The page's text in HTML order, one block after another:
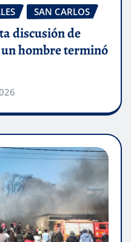
SAN CARLOS
discusión de
hombre terminó